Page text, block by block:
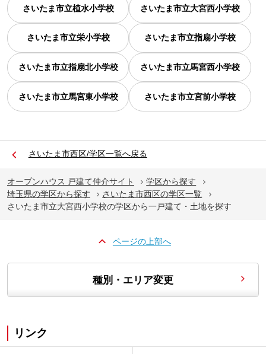
さいたま市立植水小学校 さいたま市立大宮西小学校
さいたま市立栄小学校 さいたま市立指扇小学校
さいたま市立指扇北小学校 さいたま市立馬宮西小学校
さいたま市立馬宮東小学校 さいたま市立宮前小学校
さいたま市西区/学区一覧へ戻る
オープンハウス 戸建て仲介サイト
学区から探す
埼玉県の学区から探す
さいたま市西区の学区一覧
さいたま市立大宮西小学校の学区から一戸建て・土地を探す
ページの上部へ
種別・エリア変更
リンク